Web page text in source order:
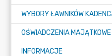
OŚWIADCZENIA MAJĄTKOWE
INFORMACJE